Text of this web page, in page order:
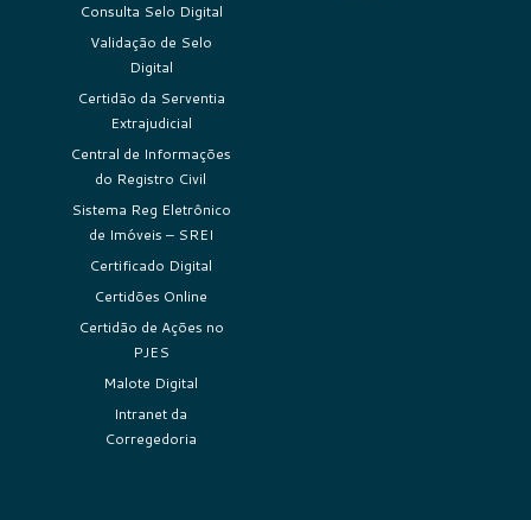
Consulta Selo Digital
Validação de Selo
Digital
Certidão da Serventia
Extrajudicial
Central de Informações
do Registro Civil
Sistema Reg Eletrônico
de Imóveis – SREI
Certificado Digital
Certidões Online
Certidão de Ações no
PJES
Malote Digital
Intranet da
Corregedoria